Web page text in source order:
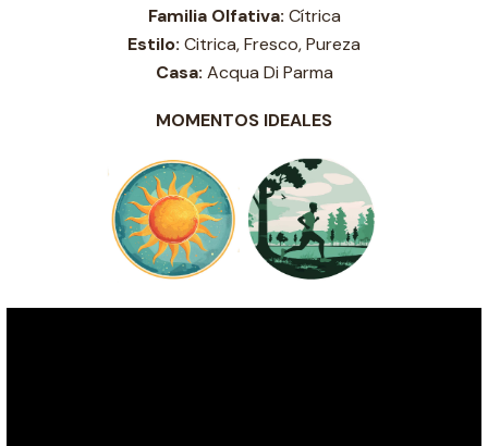
Familia Olfativa: Cítrica
Estilo: Citrica, Fresco, Pureza
Casa: Acqua Di Parma
MOMENTOS IDEALES